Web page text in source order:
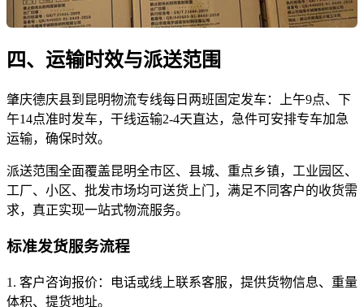
四、运输时效与派送范围
肇庆德庆县到昆明物流专线每日两班固定发车：上午9点、下
午14点准时发车，干线运输2-4天直达，急件可安排专车加急
运输，确保时效。
派送范围全面覆盖昆明全市区、县城、重点乡镇，工业园区、
工厂、小区、批发市场均可送货上门，满足不同客户的收货需
求，真正实现一站式物流服务。
标准发货服务流程
1. 客户咨询报价：电话或线上联系客服，提供货物信息、重量
体积、提货地址。